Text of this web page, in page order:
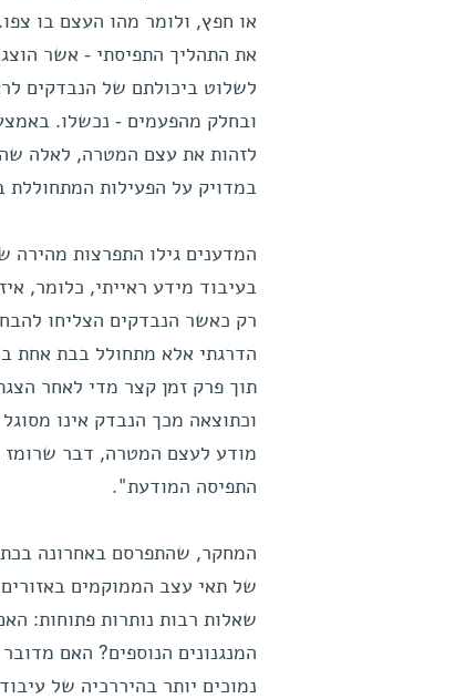
או חפץ, ולומר מהו העצם בו
את התהליך התפיסתי - אשר
לשלוט ביכולתם של הנבדקים
ובחלק מהפעמים - נכשלו.
לזהות את עצם המטרה, לאלה
במדויק על הפעילות המתחוללת
המדענים גילו התפרצות מהירה
בעיבוד מידע ראייתי, כלומר,
רק כאשר הנבדקים הצליחו
הדרגתי אלא מתחולל בבת אחת
תוך פרק זמן קצר מדי לאחר
וכתוצאה מכך הנבדק אינו
מודע לעצם המטרה, דבר שרומז
התפיסה המודעת".
המחקר, שהתפרסם באחרונה
של תאי עצב הממוקמים
שאלות רבות נותרות פתוחות:
המנגנונים הנוספים? האם
נמוכים יותר בהיררכיה של